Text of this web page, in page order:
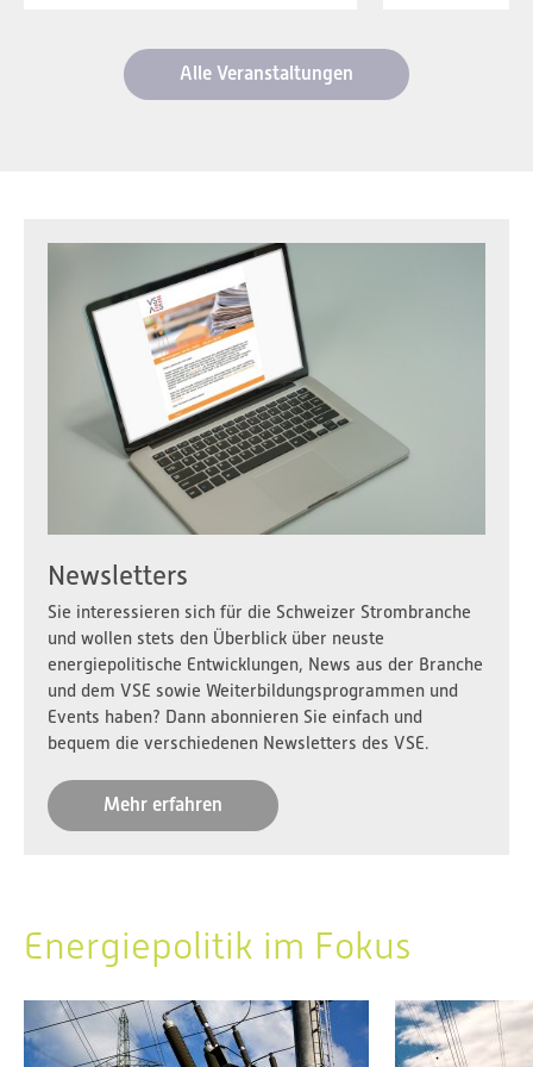
Alle Veranstaltungen
Newsletters
Sie interessieren sich für die Schweizer Strombranche
und wollen stets den Überblick über neuste
energiepolitische Entwicklungen, News aus der Branche
und dem VSE sowie Weiterbildungsprogrammen und
Events haben? Dann abonnieren Sie einfach und
bequem die verschiedenen Newsletters des VSE.
Mehr erfahren
Energiepolitik im Fokus